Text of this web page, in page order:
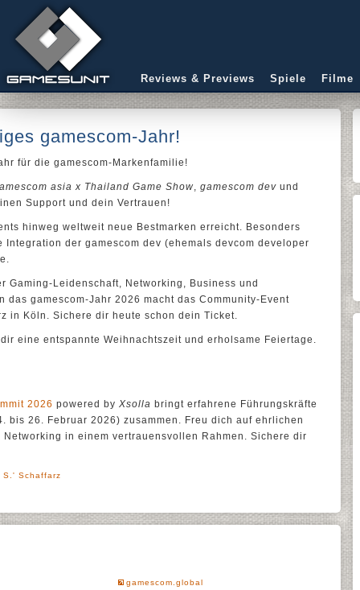
Reviews & Previews Spiele Filme
gamescom-Jahr!
für die gamescom-Markenfamilie!
asia x Thailand Game Show, gamescom dev und
Support und dein Vertrauen!
hinweg weltweit neue Bestmarken erreicht. Besonders
der gamescom dev (ehemals devcom developer
Gaming-Leidenschaft, Networking, Business und
das gamescom-Jahr 2026 macht das Community-Event
in Köln. Sichere dir heute schon dein Ticket.
eine entspannte Weihnachtszeit und erholsame Feiertage.
2026 powered by Xsolla bringt erfahrene Führungskräfte
bis 26. Februar 2026) zusammen. Freu dich auf ehrlichen
in einem vertrauensvollen Rahmen. Sichere dir
S.' Schaffarz
gamescom.global